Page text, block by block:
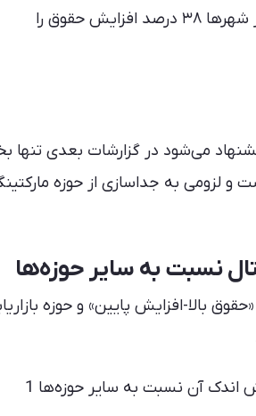
سطوح مدیریتی جوزه دیجیتال مارکتینگ در تهران ۴۸ درصد و در سایر شهرها ۳۸ درصد افزایش حقوق را
می‌شود در گزارشات بعدی
و لزومی به جداسازی از حوزه
نسبت به سایر حوزه‌ها
بالا-افزایش پایین» و حوزه